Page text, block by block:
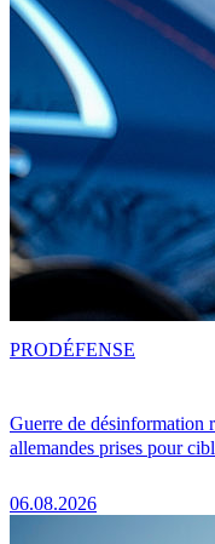
Guerre de désinformation
allemandes prises pour
06.08.2026
PRODÉFENSE